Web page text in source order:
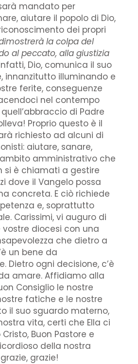
mandato per
aiutare il popolo di Dio,
dei propri
la colpa del
al peccato, alla giustizia
Dio, comunica il suo
innanzitutto illuminando e
ferite, conseguenze
nel contempo
di Padre
Proprio questo è il
richiesto ad alcuni di
aiutare, sanare,
amministrativo che
si è chiamati a gestire
dove il Vangelo possa
concreta. E ciò richiede
e, soprattutto
Carissimi, vi auguro di
vostre diocesi con una
che dietro a
un bene da
Dietro ogni decisione, c’è
amare. Affidiamo alla
Consiglio le nostre
fatiche e le nostre
il suo sguardo materno,
vita, certi che Ella ci
Buon Pastore e
della nostra
grazie!